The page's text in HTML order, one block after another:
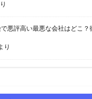
悪評高い最悪な会社はどこ？
り